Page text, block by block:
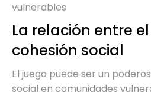
vulnerables
La relación entre
cohesión social
El juego puede ser un
social en comunidades